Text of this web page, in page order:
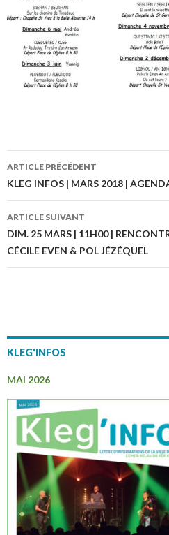
Navigation
des
articles
ARTICLE PRÉCÉDENT
KLEG INFOS | MARS 2018 |
ARTICLE SUIVANT
DIM. 25 MARS | 11H00 |
CÉCILE EVEN & POL JÉZÉQUEL
KLEG'INFOS
MAI 2026